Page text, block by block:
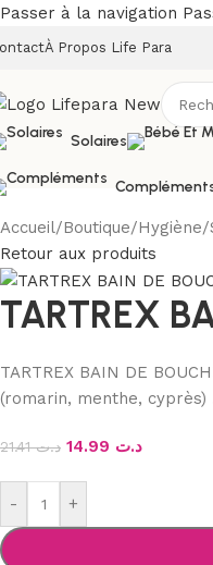
Passer à la navigation
À Propos Life Para
Solaires
Accueil/Boutique/Hygiène/
Retour aux produits
TARTREX
TARTREX BAIN DE
(romarin, menthe,
د.ت21.41 د.ت
- +